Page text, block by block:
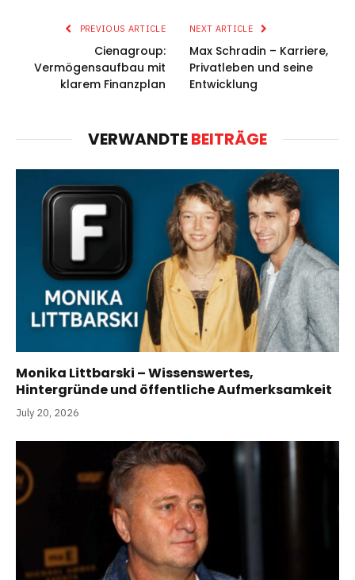
PREVIOUS ARTICLE
Cienagroup:
Vermögensaufbau mit
klarem Finanzplan
NEXT ARTICLE
Max Schradin – Karriere,
Privatleben und seine
Entwicklung
VERWANDTEBEITRÄGE
Monika Littbarski – Wissenswertes,
Hintergründe und öffentliche Aufmerksamkeit
July 20, 2026